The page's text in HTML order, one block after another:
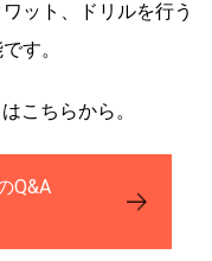
ット、ドリルを行う
す。
こちらから。
Q&A